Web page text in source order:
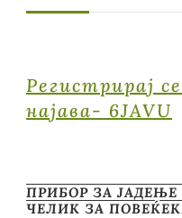
Регистрирај
најава- 6JAVU
ПРИБОР ЗА ЈАДЕЊЕ
ЧЕЛИК ЗА